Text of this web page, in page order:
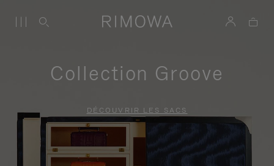
Collection Groove
DÉCOUVRIR LES SACS